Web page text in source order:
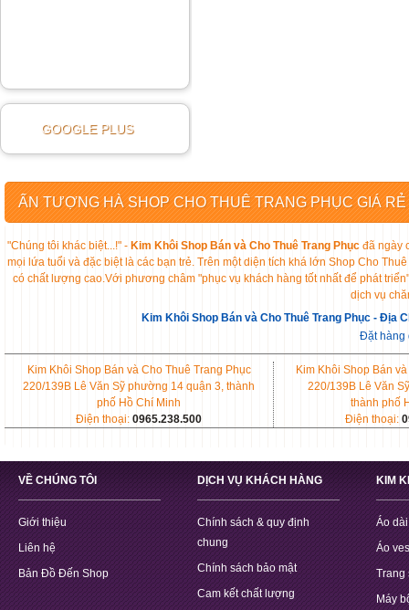
GOOGLE PLUS
ẤN TƯỢNG HÀ SHOP CHO THUÊ TRANG PHỤC GIÁ
"Chúng tôi khác biệt...!" - Kim Khôi Shop Bán và Cho Thuê Trang Phụcđã ngày
mọi lứa tuổi và đặc biệt là các bạn trẻ. Trên một diện tích khá lớn Shop Cho
có chất lượng cao.Với phương châm "phục vụ khách hàng tốt nhất để phát
dịch vụ
Kim Khôi Shop Bán và Cho Thuê Trang Phục - Địa
Đặt hàng
Kim Khôi Shop Bán và Cho Thuê Trang Phục
220/139B Lê Văn Sỹ phường 14 quận 3, thành
phố Hồ Chí Minh
Điện thoại: 0965.238.500
Kim Khôi Shop Bán
220/139B Lê Văn
thành phố
Điện thoại:
VỀ CHÚNG TÔI
Giới thiệu
Liên hệ
Bản Đồ Đến Shop
DỊCH VỤ KHÁCH HÀNG
Chính sách & quy định
chung
Chính sách bảo mật
Cam kết chất lượng
KIM
Áo
Áo
Trang
Máy